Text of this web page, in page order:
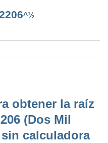
^½
obtener la raíz
(Dos Mil
calculadora